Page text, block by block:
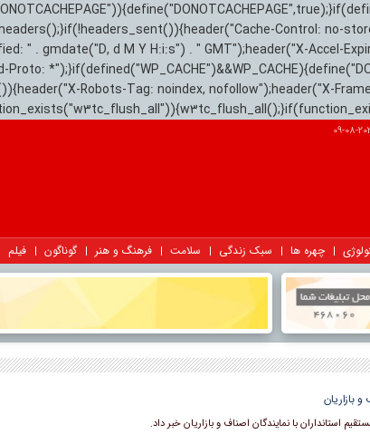
Control: no-
" . gmdate("D, d M Y H:i:s") . " GMT");header("X-Accel-
Proto:
Robots-Tag: noindex, nofollow");header("X-
چهره ها سبک زندگی سلامت فرهنگ و هنر گوناگون فیلم
بازاریان
استانداران با نمایندگان اصناف و بازاریان خبر داد.